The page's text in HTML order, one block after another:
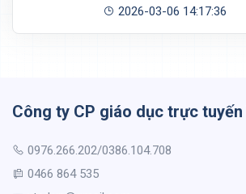
2026-03-06 14:17:36
Công ty CP giáo dục trực
0976.266.202/0386.104.708
0466 864 535